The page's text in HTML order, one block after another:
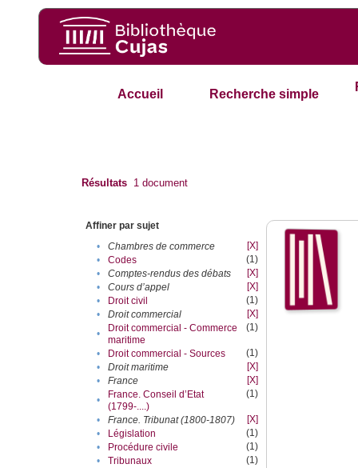
Accueil Recherche simple
Résultats 1 document
Affiner par sujet
•
Chambres de commerce
[X]
•
Codes
(1)
•
Comptes-rendus des débats
[X]
•
Cours d’appel
[X]
•
Droit civil
(1)
•
Droit commercial
[X]
•
Droit commercial - Commerce
maritime
(1)
• Droit commercial - Sources
(1)
•
Droit maritime
[X]
•
France
[X]
•
France. Conseil d’Etat
(1799-....)
(1)
• France. Tribunat (1800-1807)
[X]
•
Législation
(1)
•
Procédure civile
(1)
•
Tribunaux
(1)